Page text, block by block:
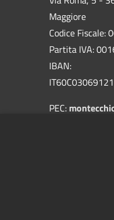
Maggiore
Codice Fiscale:
Partita IVA:
IBAN:
PEC: